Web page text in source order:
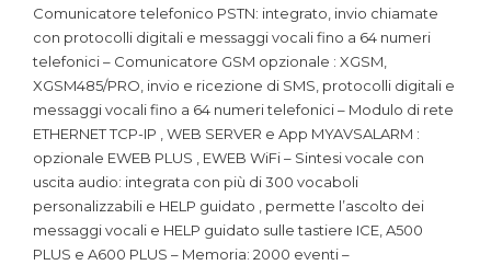
Comunicatore telefonico PSTN: integrato, invio chiamate
con protocolli digitali e messaggi vocali fino a 64 numeri
telefonici – Comunicatore GSM opzionale : XGSM,
XGSM485/PRO, invio e ricezione di SMS, protocolli digitali e
messaggi vocali fino a 64 numeri telefonici – Modulo di rete
ETHERNET TCP-IP , WEB SERVER e App MYAVSALARM :
opzionale EWEB PLUS , EWEB WiFi – Sintesi vocale con
uscita audio: integrata con più di 300 vocaboli
personalizzabili e HELP guidato , permette l’ascolto dei
messaggi vocali e HELP guidato sulle tastiere ICE, A500
PLUS e A600 PLUS – Memoria: 2000 eventi –